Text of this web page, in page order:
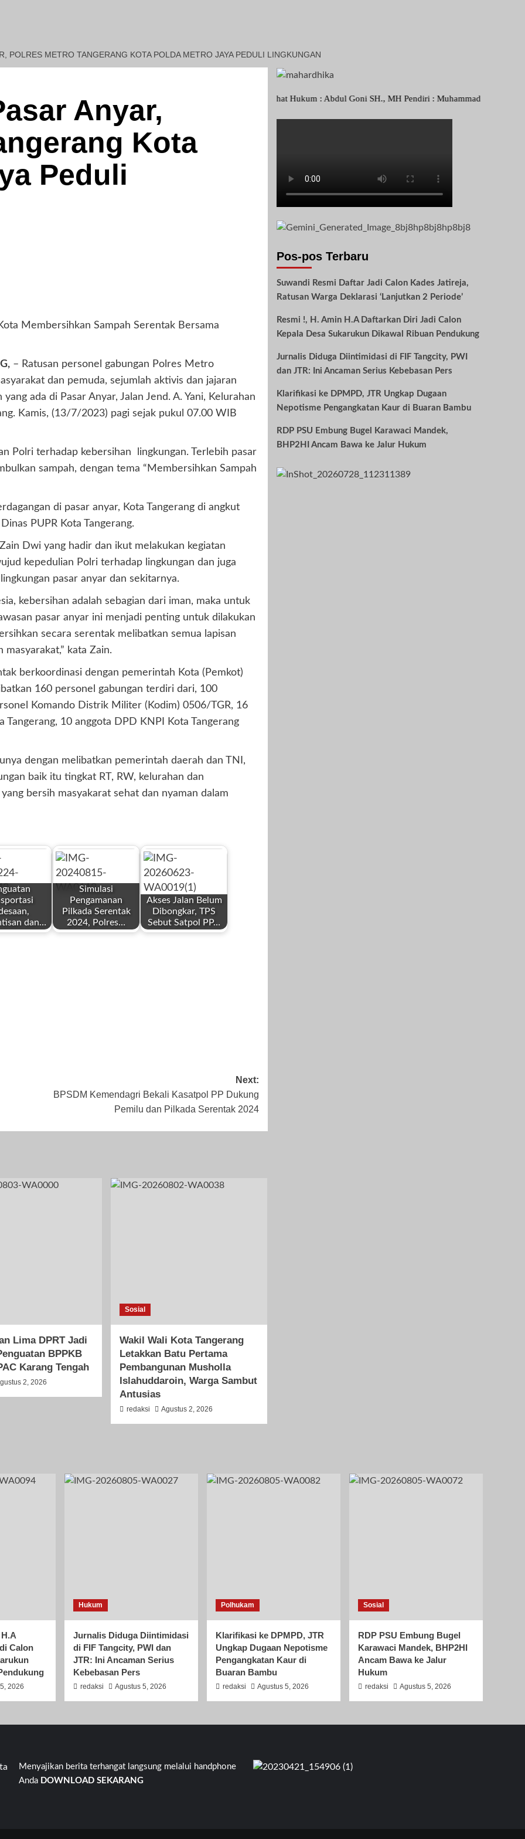
POLRES METRO TANGERANG KOTA POLDA METRO JAYA PEDULI LINGKUNGAN
Anyar,
Kota
Peduli
Membersihkan Sampah Serentak Bersama
– Ratusan personel gabungan Polres Metro
dan pemuda, sejumlah aktivis dan jajaran
ada di Pasar Anyar, Jalan Jend. A. Yani, Kelurahan
Kamis, (13/7/2023) pagi sejak pukul 07.00 WIB
Polri terhadap kebersihan lingkungan. Terlebih pasar
sampah, dengan tema “Membersihkan Sampah
di pasar anyar, Kota Tangerang di angkut
PUPR Kota Tangerang.
Dwi yang hadir dan ikut melakukan kegiatan
kepedulian Polri terhadap lingkungan dan juga
pasar anyar dan sekitarnya.
kebersihan adalah sebagian dari iman, maka untuk
pasar anyar ini menjadi penting untuk dilakukan
secara serentak melibatkan semua lapisan
kata Zain.
berkoordinasi dengan pemerintah Kota (Pemkot)
160 personel gabungan terdiri dari, 100
Komando Distrik Militer (Kodim) 0506/TGR, 16
Tangerang, 10 anggota DPD KNPI Kota Tangerang
dengan melibatkan pemerintah daerah dan TNI,
baik itu tingkat RT, RW, kelurahan dan
bersih masyakarat sehat dan nyaman dalam
dan…
Simulasi
Pengamanan
Pilkada Serentak
2024, Polres…
Akses Jalan Belum
Dibongkar, TPS
Sebut Satpol PP…
Next:
BPSDM Kemendagri Bekali Kasatpol PP Dukung
Pemilu dan Pilkada Serentak 2024
Lima DPRT Jadi
BPPKB
Karang Tengah
2, 2026
Sosial
Wakil Wali Kota Tangerang
Letakkan Batu Pertama
Pembangunan Musholla
Islahuddaroin, Warga Sambut
Antusias
redaksi Agustus 2, 2026
REDAKSI : Penasehat Hukum : Abdul Goni SH., MH Pendiri : Muhammad Irfansyah,
Pos-pos Terbaru
Suwandi Resmi Daftar Jadi Calon Kades Jatireja,
Ratusan Warga Deklarasi ‘Lanjutkan 2 Periode’
Resmi !, H. Amin H.A Daftarkan Diri Jadi Calon
Kepala Desa Sukarukun Dikawal Ribuan Pendukung
Jurnalis Diduga Diintimidasi di FIF Tangcity, PWI
dan JTR: Ini Ancaman Serius Kebebasan Pers
Klarifikasi ke DPMPD, JTR Ungkap Dugaan
Nepotisme Pengangkatan Kaur di Buaran Bambu
RDP PSU Embung Bugel Karawaci Mandek,
BHP2HI Ancam Bawa ke Jalur Hukum
Calon
2026
Hukum
Jurnalis Diduga Diintimidasi
di FIF Tangcity, PWI dan
JTR: Ini Ancaman Serius
Kebebasan Pers
redaksi Agustus 5, 2026
Polhukam
Klarifikasi ke DPMPD, JTR
Ungkap Dugaan Nepotisme
Pengangkatan Kaur di
Buaran Bambu
redaksi Agustus 5, 2026
Sosial
RDP PSU Embung Bugel
Karawaci Mandek, BHP2HI
Ancam Bawa ke Jalur
Hukum
redaksi Agustus 5, 2026
Banten Kavling Kinayungan 105. Jalan Kinayungan V RT 05 RW 09 Pondok Kacang Barat, Pondok Aren, Tangerang
Menyajikan berita terhangat langsung melalui handphone
Anda DOWNLOAD SEKARANG